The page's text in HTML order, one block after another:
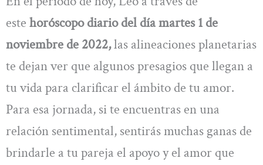
este horóscopo diario del día martes 1 de
noviembre de 2022,las alineaciones planetarias
te dejan ver que algunos presagios que llegan a
tu vida para clarificar el ámbito de tu amor.
Para esa jornada, si te encuentras en una
relación sentimental, sentirás muchas ganas de
brindarle a tu pareja el apoyo y el amor que